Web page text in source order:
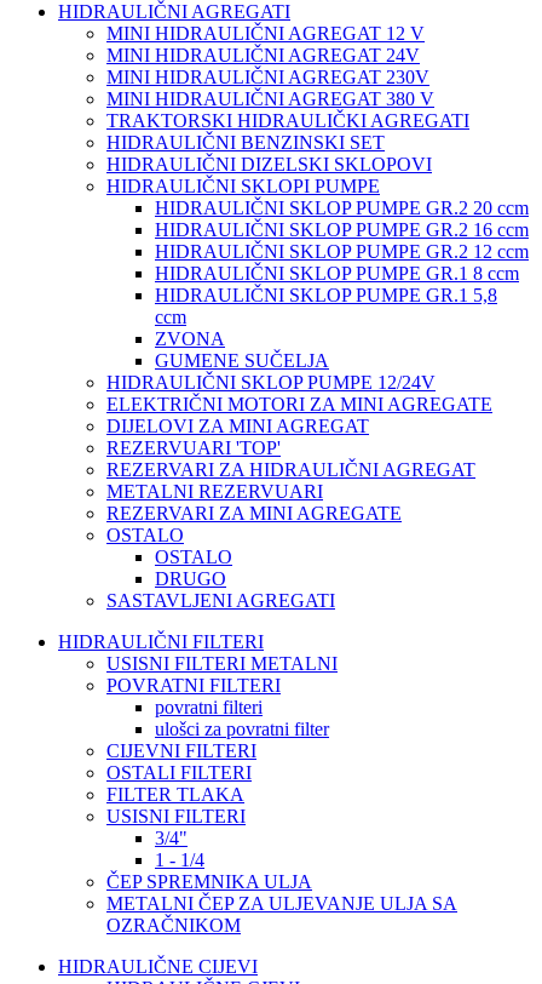
HIDRAULIČNI AGREGATI
MINI HIDRAULIČNI AGREGAT 12 V
MINI HIDRAULIČNI AGREGAT 24V
MINI HIDRAULIČNI AGREGAT 230V
MINI HIDRAULIČNI AGREGAT 380 V
TRAKTORSKI HIDRAULIČKI AGREGATI
HIDRAULIČNI BENZINSKI SET
HIDRAULIČNI DIZELSKI SKLOPOVI
HIDRAULIČNI SKLOPI PUMPE
HIDRAULIČNI SKLOP PUMPE GR.2 20 ccm
HIDRAULIČNI SKLOP PUMPE GR.2 16 ccm
HIDRAULIČNI SKLOP PUMPE GR.2 12 ccm
HIDRAULIČNI SKLOP PUMPE GR.1 8 ccm
HIDRAULIČNI SKLOP PUMPE GR.1 5,8
ccm
ZVONA
GUMENE SUČELJA
HIDRAULIČNI SKLOP PUMPE 12/24V
ELEKTRIČNI MOTORI ZA MINI AGREGATE
DIJELOVI ZA MINI AGREGAT
REZERVUARI 'TOP'
REZERVARI ZA HIDRAULIČNI AGREGAT
METALNI REZERVUARI
REZERVARI ZA MINI AGREGATE
OSTALO
OSTALO
DRUGO
SASTAVLJENI AGREGATI
HIDRAULIČNI FILTERI
USISNI FILTERI METALNI
POVRATNI FILTERI
povratni filteri
ulošci za povratni filter
CIJEVNI FILTERI
OSTALI FILTERI
FILTER TLAKA
USISNI FILTERI
3/4"
1 - 1/4
ČEP SPREMNIKA ULJA
METALNI ČEP ZA ULJEVANJE ULJA SA
OZRAČNIKOM
HIDRAULIČNE CIJEVI